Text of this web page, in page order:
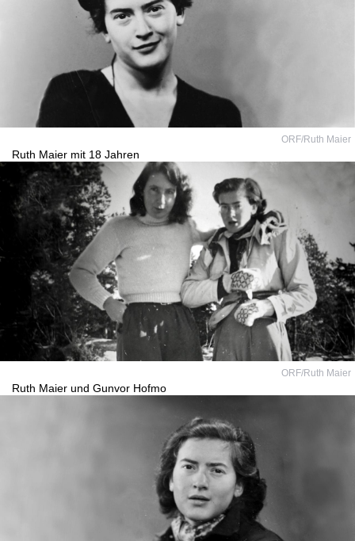
ORF/Ruth Maier
Ruth Maier mit 18 Jahren
ORF/Ruth Maier
Ruth Maier und Gunvor Hofmo